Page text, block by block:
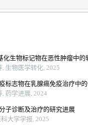
化生物标记物在恶性肿瘤中的
, 生物医学转化, 2025
标志物在乳腺癌免疫治疗中
, 药学进展, 2024
子诊断及治疗的研究进展
大学学报, 2025